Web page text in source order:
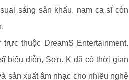
sáng sân khấu, nam ca sĩ còn
thuộc DreamS Entertainment.
biểu diễn, Sơn. K đã có thời gian
sản xuất âm nhạc cho nhiều nghệ